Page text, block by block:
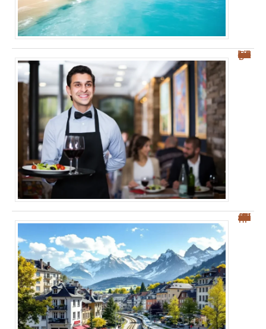
Les meilleurs restaurants à Palerme : nos conseils pour bien manger et savourer !
“Top 5 des villes frontières suisses pour une meilleure qualité de vie”